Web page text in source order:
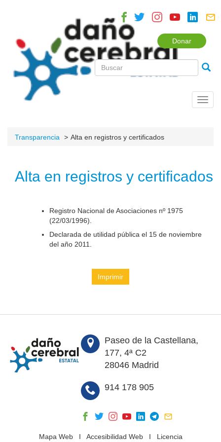
Donar
Transparencia Alta en registros y certificados
Alta en registros y certificados
Registro Nacional de Asociaciones nº 1975
(22/03/1996).
Declarada de utilidad pública el 15 de noviembre
del año 2011.
Imprimir
Paseo de la Castellana,
177, 4ª C2
28046 Madrid
914 178 905
Mapa WebI Accesibilidad WebI Licencia